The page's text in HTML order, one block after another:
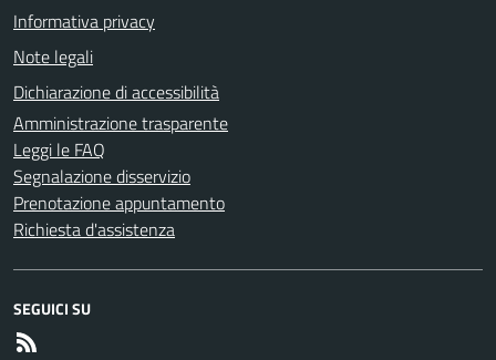
Informativa privacy
Note legali
Dichiarazione di accessibilità
Amministrazione trasparente
Leggi le FAQ
Segnalazione disservizio
Prenotazione appuntamento
Richiesta d'assistenza
SEGUICI SU